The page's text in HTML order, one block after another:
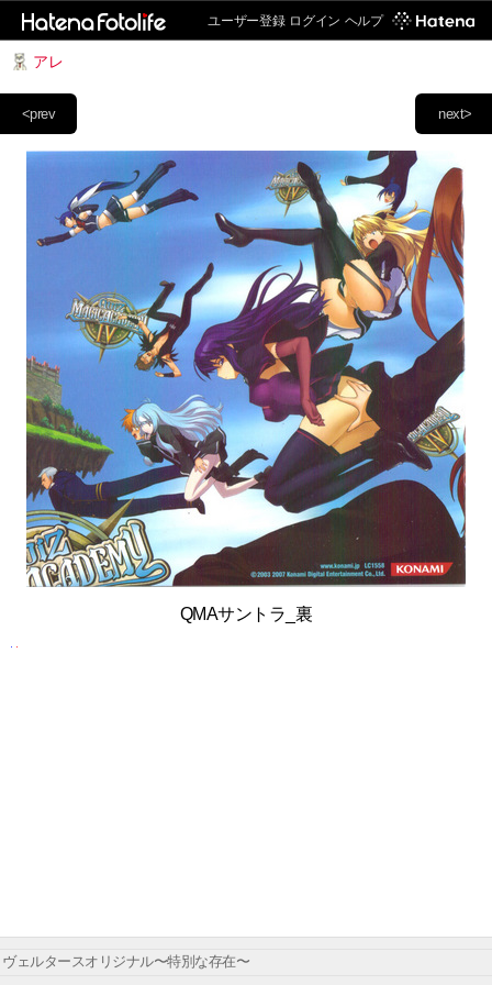
ユーザー登録 ログイン ヘルプ
アレ
next>
<prev
QMAサントラ_裏
ヴェルタースオリジナル〜特別な存在〜